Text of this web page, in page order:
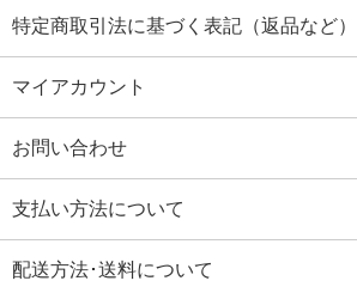
特定商取引法に基づく表記（返品など）
マイアカウント
お問い合わせ
支払い方法について
配送方法･送料について